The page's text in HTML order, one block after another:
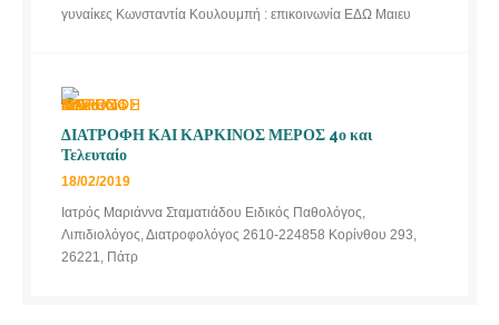
γυναίκες Κωνσταντία Κουλουμπή : επικοινωνία ΕΔΩ Μαιευ
ΔΙΑΤΡΟΦΗ ΚΑΙ ΚΑΡΚΙΝΟΣ ΜΕΡΟΣ 4ο και
Τελευταίο
18/02/2019
Ιατρός Μαριάννα Σταματιάδου Ειδικός Παθολόγος,
Λιπιδιολόγος, Διατροφολόγος 2610-224858 Κορίνθου 293,
26221, Πάτρ